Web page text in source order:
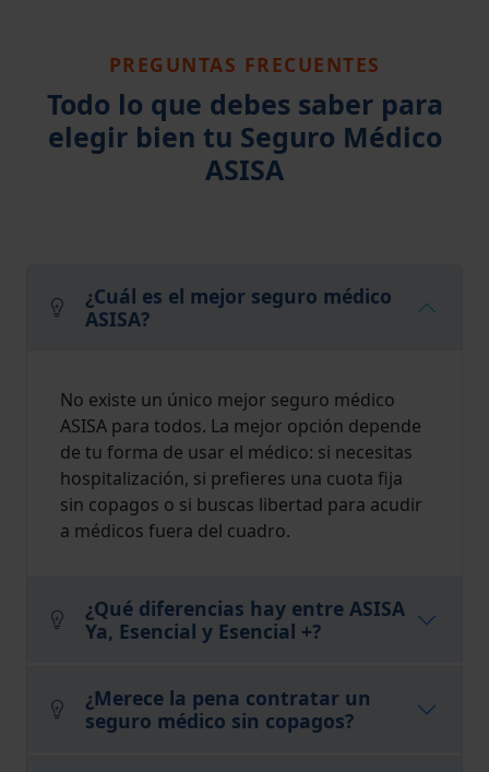
PREGUNTAS FRECUENTES
Todo lo que debes saber para
elegir bien tu Seguro Médico
ASISA
¿Cuál es el mejor seguro médico
ASISA?
No existe un único mejor seguro médico
ASISA para todos. La mejor opción depende
de tu forma de usar el médico: si necesitas
hospitalización, si prefieres una cuota fija
sin copagos o si buscas libertad para acudir
a médicos fuera del cuadro.
¿Qué diferencias hay entre ASISA
Ya, Esencial y Esencial +?
¿Merece la pena contratar un
seguro médico sin copagos?